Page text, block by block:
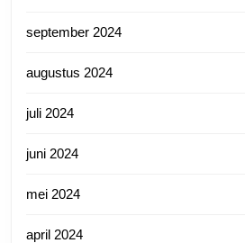
september 2024
augustus 2024
juli 2024
juni 2024
mei 2024
april 2024